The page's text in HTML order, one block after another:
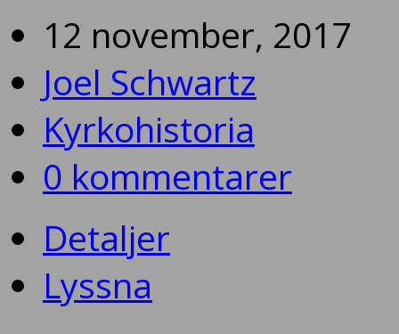
12 november, 2017
Joel Schwartz
Kyrkohistoria
0 kommentarer
Detaljer
Lyssna